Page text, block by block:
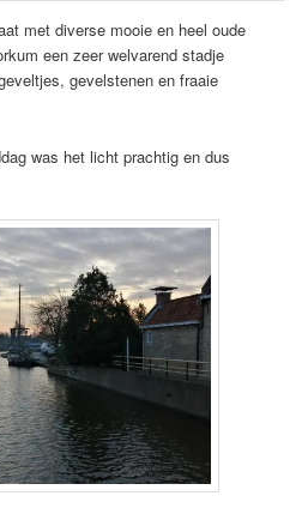
met diverse mooie en heel oude
een zeer welvarend stadje
gevelstenen en fraaie
was het licht prachtig en dus